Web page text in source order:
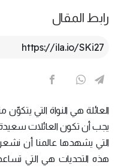
رابط المقال
العائلة هي النواة التي
يجب أن تكون العائلات
التي يشهدها عالمنا أن
هذه التحديات هي التي